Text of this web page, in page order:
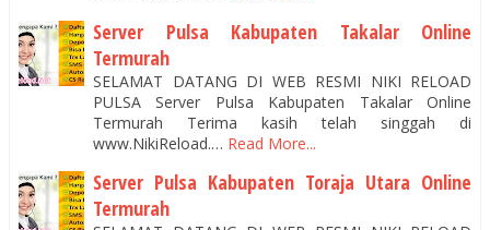
Server Pulsa Kabupaten Takalar Online
Termurah
SELAMAT DATANG DI WEB RESMI NIKI RELOAD
PULSA Server Pulsa Kabupaten Takalar Online
Termurah Terima kasih telah singgah di
www.NikiReload.… Read More...
Server Pulsa Kabupaten Toraja Utara Online
Termurah